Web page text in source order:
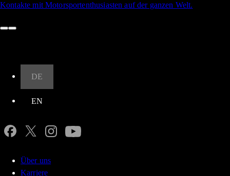
Kontakte mit Motorsportenthusiasten auf der ganzen Welt.
DE
EN
Über uns
Karriere